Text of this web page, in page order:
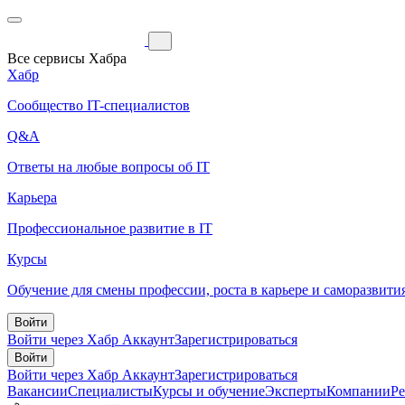
Все сервисы Хабра
Хабр
Сообщество IT-специалистов
Q&A
Ответы на любые вопросы об IT
Карьера
Профессиональное развитие в IT
Курсы
Обучение для смены профессии, роста в карьере и
Войти
Войти через Хабр АккаунтЗарегистрироваться
Войти
Войти через Хабр АккаунтЗарегистрироваться
ВакансииСпециалистыКурсы и обучениеЭкспертыКомпании